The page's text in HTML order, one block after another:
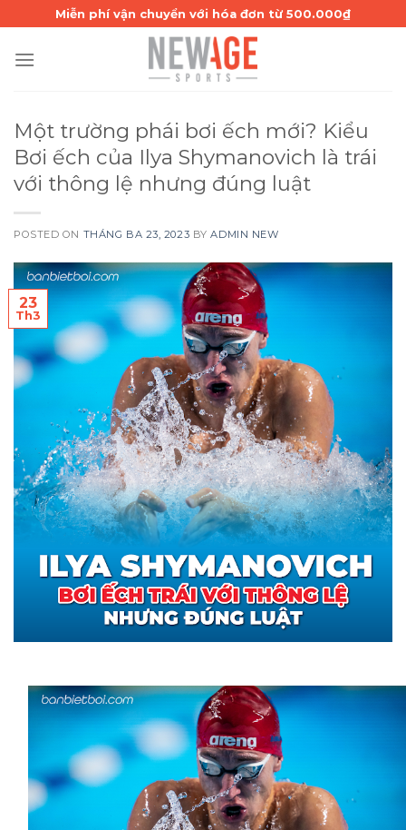
to
content
Miễn phí vận chuyển với hóa đơn từ 500.000₫
Một trường phái bơi ếch mới? Kiểu
Bơi ếch của Ilya Shymanovich là trái
với thông lệ nhưng đúng luật
POSTED ON THÁNG BA 23, 2023 BYADMIN NEW
23
Th3